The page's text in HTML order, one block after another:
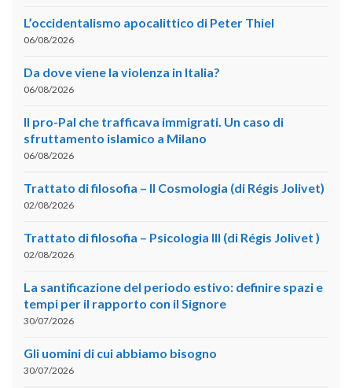
L’occidentalismo apocalittico di Peter Thiel
06/08/2026
Da dove viene la violenza in Italia?
06/08/2026
Il pro-Pal che trafficava immigrati. Un caso di
sfruttamento islamico a Milano
06/08/2026
Trattato di filosofia – II Cosmologia (di Régis Jolivet)
02/08/2026
Trattato di filosofia – Psicologia III (di Régis Jolivet )
02/08/2026
La santificazione del periodo estivo: definire spazi e
tempi per il rapporto con il Signore
30/07/2026
Gli uomini di cui abbiamo bisogno
30/07/2026